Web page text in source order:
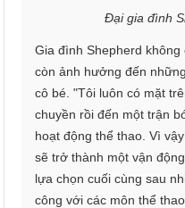
Đại gia đình
Gia đình Shepherd
còn ảnh hưởng đến
cô bé. "Tôi luôn có mặt
chuyền rồi đến một trận
hoạt động thể thao. Vì
sẽ trở thành một vận
lựa chọn cuối cùng sau
công với các môn thể